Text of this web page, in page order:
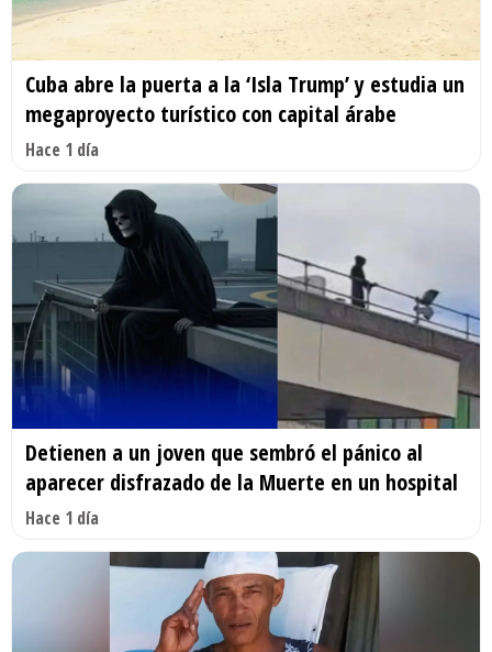
Cuba abre la puerta a la ‘Isla Trump’ y estudia un
megaproyecto turístico con capital árabe
Hace 1 día
Detienen a un joven que sembró el pánico al
aparecer disfrazado de la Muerte en un hospital
Hace 1 día